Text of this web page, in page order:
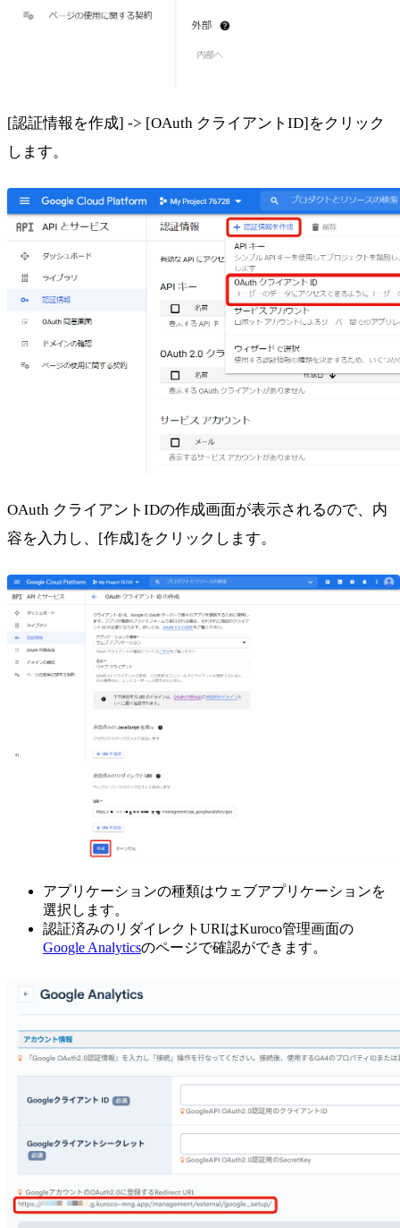
[認証情報を作成] -> [OAuth クライアントID]をクリック
します。
OAuth クライアントIDの作成画面が表示されるので、内
容を入力し、[作成]をクリックします。
アプリケーションの種類はウェブアプリケーションを
選択します。
認証済みのリダイレクトURIはKuroco管理画面の
Google Analyticsのページで確認ができます。